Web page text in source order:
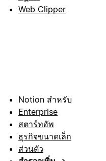
Web Clipper
Notion สำหรับ
Enterprise
สตาร์ทอัพ
ธุรกิจขนาดเล็ก
ส่วนตัว